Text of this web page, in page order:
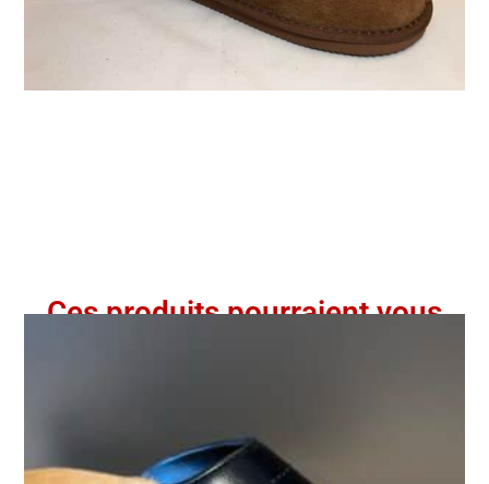
Ces produits pourraient vous